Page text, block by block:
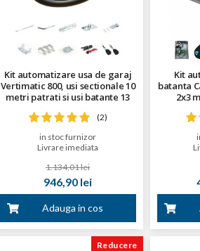
Kit automatizare usa de garaj
Vertimatic 800, usi sectionale 10
metri patrati si usi batante 13
(2)
in stoc furnizor
Livrare imediata
1.134,01 lei
946,90 lei
Adauga in cos
Kit
batanta
2x3
Reducere